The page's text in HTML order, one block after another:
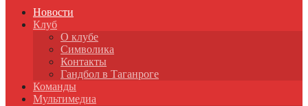
Новости
Клуб
О клубе
Символика
Контакты
Гандбол в Таганроге
Команды
Мультимедиа